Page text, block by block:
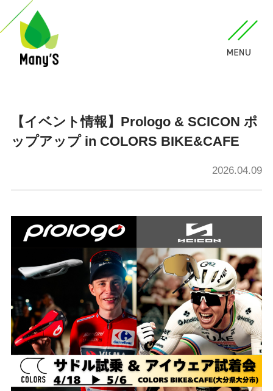
【イベント情報】Prologo & SCICON ポ
ップアップ in COLORS BIKE&CAFE
2026.04.09